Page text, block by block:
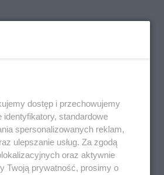
za nową
wojennym
dostęp i przechowujemy
standardowe
spersonalizowanych reklam,
ulepszanie usług. Za zgodą
oraz aktywnie
Twoją prywatność, prosimy o